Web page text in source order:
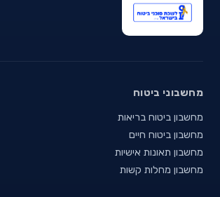
מחשבוני ביטוח
מחשבון ביטוח בריאות
מחשבון ביטוח חיים
מחשבון תאונות אישיות
מחשבון מחלות קשות